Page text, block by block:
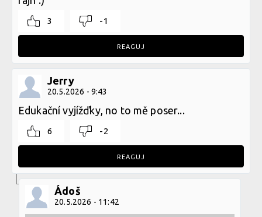
3 -1
REAGUJ
Jerry
20.5.2026 - 9:43
Edukační vyjížďky, no to mě poser...
6 -2
REAGUJ
Ádoš
20.5.2026 - 11:42